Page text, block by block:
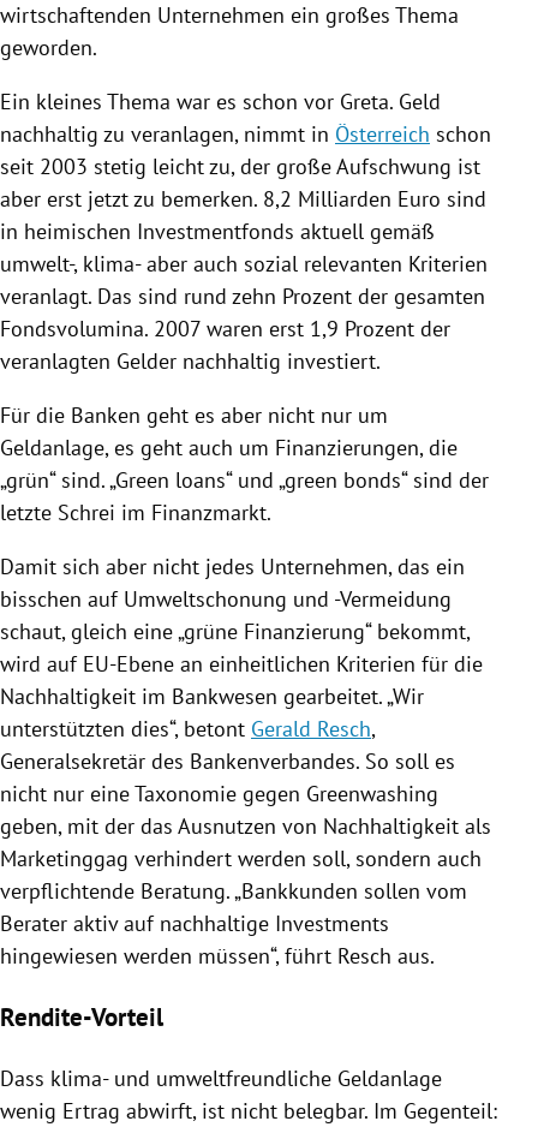
wirtschaftenden Unternehmen ein großes Thema
geworden.
Ein kleines Thema war es schon vor Greta. Geld
nachhaltig zu veranlagen, nimmt in Österreich schon
seit 2003 stetig leicht zu, der große Aufschwung ist
aber erst jetzt zu bemerken. 8,2 Milliarden Euro sind
in heimischen Investmentfonds aktuell gemäß
umwelt-, klima- aber auch sozial relevanten Kriterien
veranlagt. Das sind rund zehn Prozent der gesamten
Fondsvolumina. 2007 waren erst 1,9 Prozent der
veranlagten Gelder nachhaltig investiert.
Für die Banken geht es aber nicht nur um
Geldanlage, es geht auch um Finanzierungen, die
„grün“ sind. „Green loans“ und „green bonds“ sind der
letzte Schrei im Finanzmarkt.
Damit sich aber nicht jedes Unternehmen, das ein
bisschen auf Umweltschonung und -Vermeidung
schaut, gleich eine „grüne Finanzierung“ bekommt,
wird auf EU-Ebene an einheitlichen Kriterien für die
Nachhaltigkeit im Bankwesen gearbeitet. „Wir
unterstützten dies“, betont Gerald Resch,
Generalsekretär des Bankenverbandes. So soll es
nicht nur eine Taxonomie gegen Greenwashing
geben, mit der das Ausnutzen von Nachhaltigkeit als
Marketinggag verhindert werden soll, sondern auch
verpflichtende Beratung. „Bankkunden sollen vom
Berater aktiv auf nachhaltige Investments
hingewiesen werden müssen“, führt Resch aus.
Rendite-Vorteil
Dass klima- und umweltfreundliche Geldanlage
wenig Ertrag abwirft, ist nicht belegbar. Im Gegenteil: